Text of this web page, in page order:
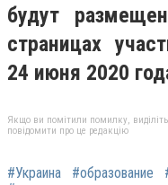
будут
страницах
24 июня 2020
Якщо ви помітили помилку,
повідомити про це редакцію
#Украина #образование